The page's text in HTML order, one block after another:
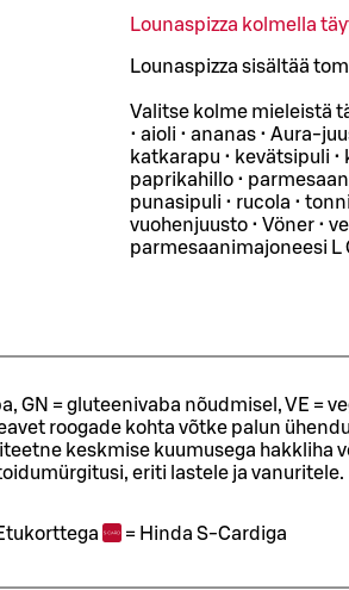
Lounaspizza kolmella
Lounaspizza sisältää
Valitse kolme mieleistä
• aioli • ananas • Aura-
katkarapu • kevätsipuli •
paprikahillo •
punasipuli • rucola •
vuohenjuusto • Vöner •
parmesaanimajoneesi L
= gluteenivaba nõudmisel, VE =
roogade kohta võtke palun
keskmise kuumusega hakkliha
eriti lastele ja vanuritele.
= Hinda S-Cardiga